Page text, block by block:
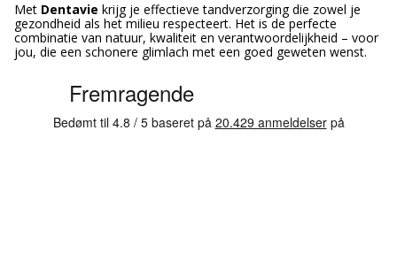
Met Dentavie krijg je effectieve tandverzorging die zowel je
gezondheid als het milieu respecteert. Het is de perfecte
combinatie van natuur, kwaliteit en verantwoordelijkheid – voor
jou, die een schonere glimlach met een goed geweten wenst.